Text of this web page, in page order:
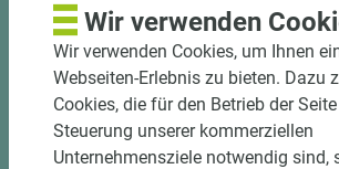
Einzelteiletikettierung auf Wunsch
Materialschonende und
Verpackung der Fixmaße
Jetzt Zuschnitt anfragen
Wir verwenden
Wir verwenden Cookies, um Ihnen
Webseiten-Erlebnis zu bieten. Dazu
Cookies, die für den Betrieb der
Steuerung unserer kommerziellen
Unternehmensziele notwendig sind,